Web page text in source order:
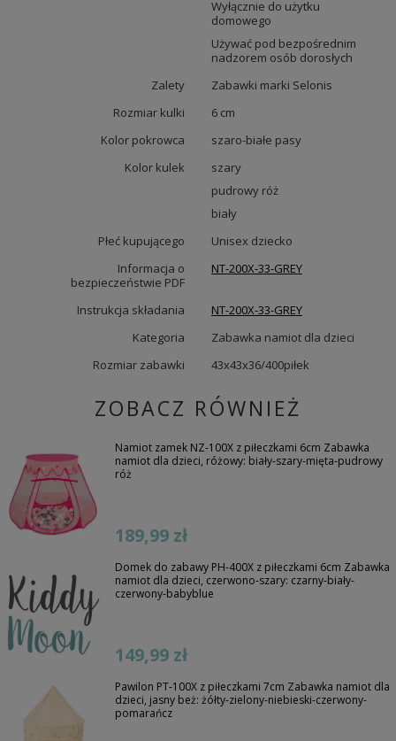
Wyłącznie do użytku
domowego
Używać pod bezpośrednim
nadzorem osób dorosłych
Zalety
Zabawki marki Selonis
Rozmiar kulki
6 cm
Kolor pokrowca
szaro-białe pasy
Kolor kulek
szary
pudrowy róż
biały
Płeć kupującego
Unisex dziecko
Informacja o
bezpieczeństwie PDF
NT-200X-33-GREY
Instrukcja składania
NT-200X-33-GREY
Kategoria
Zabawka namiot dla dzieci
Rozmiar zabawki
43x43x36/400piłek
ZOBACZ RÓWNIEŻ
Namiot zamek NZ-100X z piłeczkami 6cm Zabawka
namiot dla dzieci, różowy: biały-szary-mięta-pudrowy
róż
189,99 zł
Domek do zabawy PH-400X z piłeczkami 6cm Zabawka
namiot dla dzieci, czerwono-szary: czarny-biały-
czerwony-babyblue
149,99 zł
Pawilon PT-100X z piłeczkami 7cm Zabawka namiot dla
dzieci, jasny beż: żółty-zielony-niebieski-czerwony-
pomarańcz